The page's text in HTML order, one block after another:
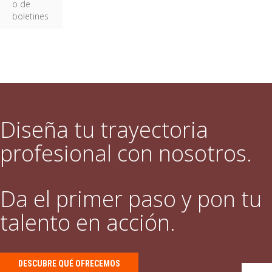
o de
boletines
Diseña tu trayectoria
profesional con nosotros.
Da el primer paso y pon tu
talento en acción.
DESCUBRE QUÉ OFRECEMOS